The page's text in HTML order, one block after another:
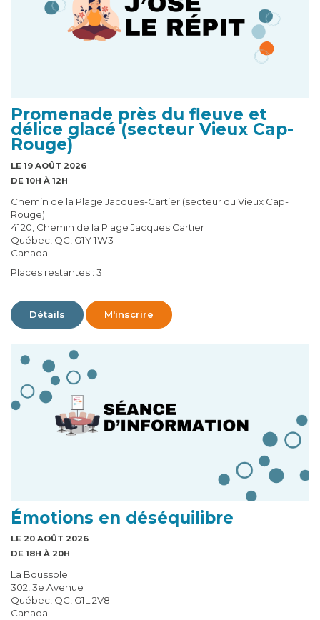
Promenade près du fleuve et
délice glacé (secteur Vieux Cap-
Rouge)
LE 19 AOÛT 2026
DE 10H À 12H
Chemin de la Plage Jacques-Cartier (secteur du Vieux Cap-
Rouge)
4120, Chemin de la Plage Jacques Cartier
Québec, QC, G1Y 1W3
Canada
Places restantes : 3
Détails M'inscrire
Émotions en déséquilibre
LE 20 AOÛT 2026
DE 18H À 20H
La Boussole
302, 3e Avenue
Québec, QC, G1L 2V8
Canada